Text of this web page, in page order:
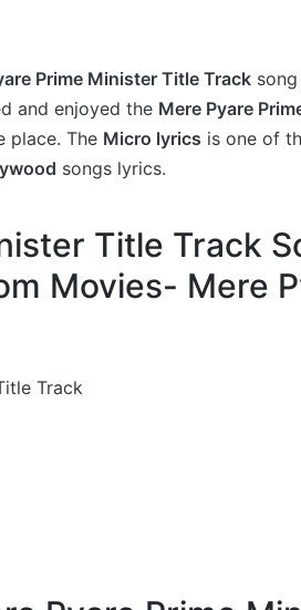
Prime Minister Title Track
and enjoyed the Mere Pyare
place. The Micro lyrics is one of
songs lyrics.
Title Track
Movies- Mere
Track